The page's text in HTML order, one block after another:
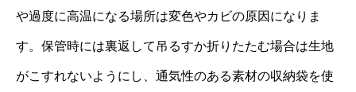
や過度に高温になる場所は変色やカビの原因になりま
す。保管時には裏返して吊るすか折りたたむ場合は生地
がこすれないようにし、通気性のある素材の収納袋を使